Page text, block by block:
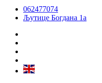
062477074
Љутице Богдана 1а